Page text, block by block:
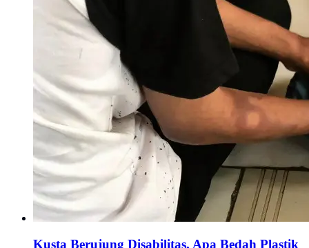
Kusta Berujung Disabilitas, Apa Bedah Plastik